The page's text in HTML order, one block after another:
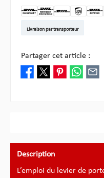
Livraison par transporteur
Partager cet article :
Description
L’emploi du levier de